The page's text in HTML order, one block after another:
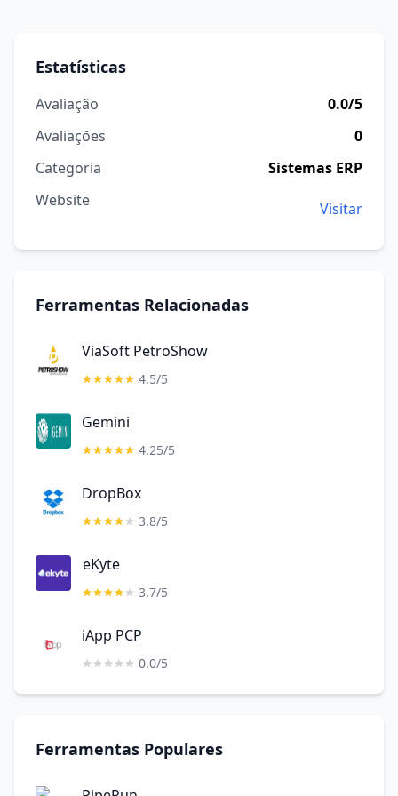
Estatísticas
Avaliação
0.0/5
Avaliações
0
Categoria
Sistemas ERP
Website
Visitar
Ferramentas Relacionadas
ViaSoft PetroShow
4.5/5
Gemini
4.25/5
DropBox
3.8/5
eKyte
3.7/5
iApp PCP
0.0/5
Ferramentas Populares